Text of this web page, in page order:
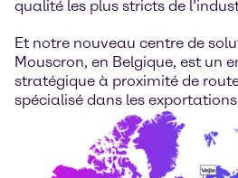
qualité les plus stricts de
Et notre nouveau centre de
Mouscron, en Belgique, est un
stratégique à proximité de
spécialisé dans les